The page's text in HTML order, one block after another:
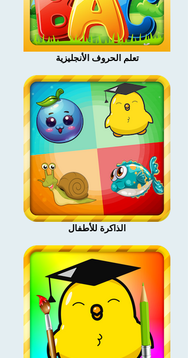
تعلم الحروف الأنجليزية
الذاكرة للأطفال